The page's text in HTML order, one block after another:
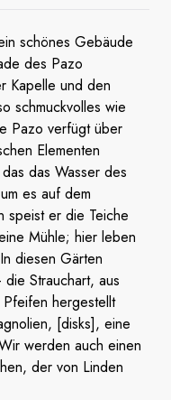
schönes Gebäude
des Pazo
Kapelle und den
schmuckvolles wie
Pazo verfügt über
Elementen
das Wasser des
es auf dem
speist er die Teiche
Mühle; hier leben
diesen Gärten
Strauchart, aus
hergestellt
[disks], eine
werden auch einen
der von Linden